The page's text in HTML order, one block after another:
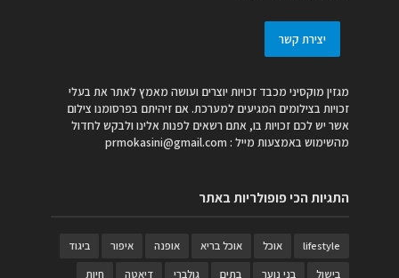
יצירת קשר
מגזין מוקסיני מכבד זכויות יוצרים ועושה מאמץ לאתר את בעלי
זכויות בצילומים המגיעים למערכת. אם זיהיתם בפרסומנו צילום
אשר יש לכם זכויות בו, אתם רשאים לפנות אלינו ולבקש לחדול
מהשימוש באמצעות מייל : prmokasini@gmail.com
התגיות הכי פופולריות באתר
lifestyle אוכל אוכל בריא אופנה איפור
ביגוד
בישול
בני נוער בתים גולברי דיאטה חיות